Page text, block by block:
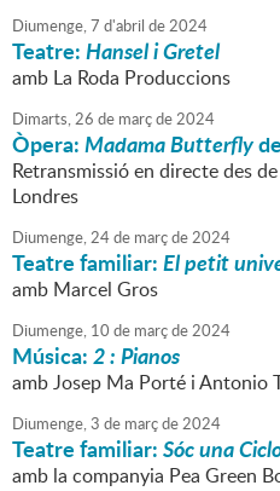
Diumenge,7 d'abril de2024
Teatre:Hansel i Gretel
amb La Roda Produccions
Dimarts,26 de marçde2024
Òpera:Madama Butterfly
Retransmissió en directe des
Londres
Diumenge,24de marçde2024
Teatre familiar:El petit
amb Marcel Gros
Diumenge, 10 de marçde2024
Música:2 : Pianos
amb Josep Ma Porté i Antonio
Diumenge,3 de marçde2024
Teatre familiar:Sóc una
amb la companyia Pea Green